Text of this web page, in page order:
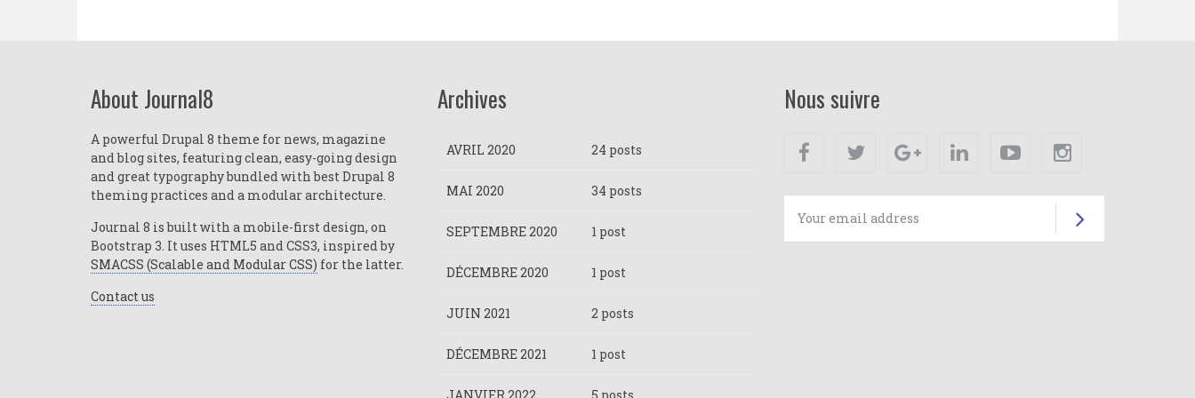
About Journal8
A powerful Drupal 8 theme for news, magazine
and blog sites, featuring clean, easy-going design
and great typography bundled with best Drupal 8
theming practices and a modular architecture.
Journal 8 is built with a mobile-first design, on
Bootstrap 3. It uses HTML5 and CSS3, inspired by
SMACSS (Scalable and Modular CSS) for the latter.
Contact us
Archives
AVRIL 2020 24 posts
MAI 2020 34 posts
SEPTEMBRE 2020 1 post
DÉCEMBRE 2020 1 post
JUIN 2021 2 posts
DÉCEMBRE 2021 1 post
Nous suivre
Facebook Twitter Google+ Linkedin Youtube